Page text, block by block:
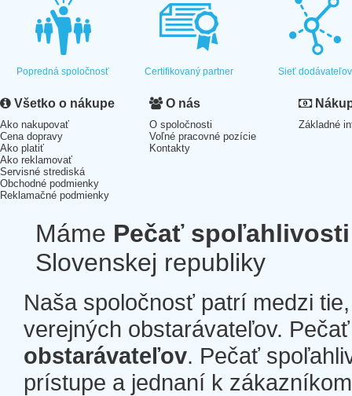
Popredná spoločnosť Certifikovaný partner Sieť dodávateľov
Všetko o nákupe
Ako nakupovať
Cena dopravy
Ako platiť
Ako reklamovať
Servisné strediská
Obchodné podmienky
Reklamačné podmienky
O nás
O spoločnosti
Voľné pracovné pozície
Kontakty
Základné
Máme Pečať spoľahlivosti
Slovenskej republiky
Naša spoločnosť patrí medzi
verejných obstarávateľov.
obstarávateľov. Pečať
prístupe a jednaní k